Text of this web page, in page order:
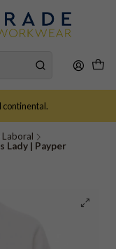
continental.
Lady | Payper